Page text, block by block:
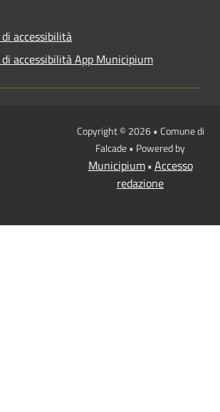
accessibilità
accessibilità App Municipium
Copyright © 2026 • Comune di
Falcade • Powered by
Municipium• Accesso
redazione